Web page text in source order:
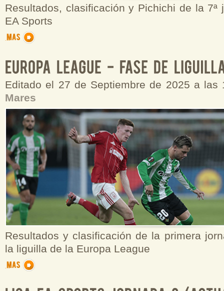
Resultados, clasificación y Pichichi de la 7ª
EA Sports
Editado el 27 de Septiembre de 2025 a
Mares
Resultados y clasificación de la primera
la liguilla de la Europa League